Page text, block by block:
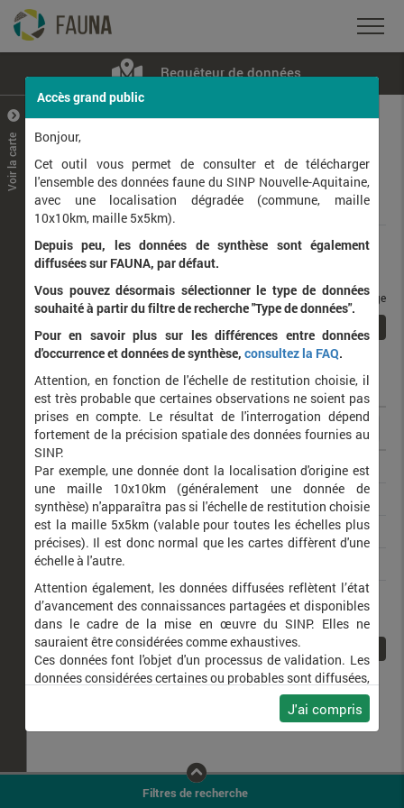
Requêteur de données
+
–
Voir la carte
Données
Rang taxonomique :
Affichage de1à 5sur5
taxons / page
Nom latin Nom vernaculaire
Sciurus vulgaris
Écureuil roux
Capreolus capreolus
Chevreuil européen
Genetta genetta
Genette commune
Martes martes
Meles meles
Blaireau européen
Filtres de recherche
Accès grand public
Bonjour,
Cet outil vous permet de consulter et de télécharger
l'ensemble des données faune du SINP Nouvelle-Aquitaine,
avec une localisation dégradée (commune, maille
10x10km, maille 5x5km).
Depuis peu, les données de synthèse sont également
diffusées sur FAUNA, par défaut.
Vous pouvez désormais sélectionner le type de données
souhaité à partir du filtre de recherche "Type de données".
Pour en savoir plus sur les différences entre données
d'occurrence et données de synthèse, consultez la FAQ.
Attention, en fonction de l'échelle de restitution choisie, il
est très probable que certaines observations ne soient pas
prises en compte. Le résultat de l'interrogation dépend
fortement de la précision spatiale des données fournies au
SINP.
Par exemple, une donnée dont la localisation d'origine est
une maille 10x10km (généralement une donnée de
synthèse) n'apparaîtra pas si l'échelle de restitution choisie
est la maille 5x5km (valable pour toutes les échelles plus
précises). Il est donc normal que les cartes diffèrent d'une
échelle à l'autre.
Attention également, les données diffusées reflètent l’état
d’avancement des connaissances partagées et disponibles
dans le cadre de la mise en œuvre du SINP. Elles ne
sauraient être considérées comme exhaustives.
Ces données font l'objet d'un processus de validation. Les
données considérées certaines ou probables sont diffusées,
ainsi que celles pour lesquelles la méthode n'est pas
J'ai compris